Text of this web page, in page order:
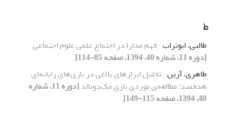
ط
طالبی، ابوتراب فهم مدارا در اجتماع علمی علوم اجتماعی
[دوره 11، شماره 40، 1394، صفحه 85-114]
طاهری، آرین تحلیل ابزارهای بلاغی در بازی‌های رایانه‌ای
هدفمند: مطالعه‌ی موردی بازی مک‌دونالد
[دوره 11، شماره
40، 1394، صفحه 115-149]